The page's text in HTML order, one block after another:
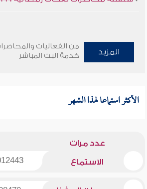
المزيد
من الفعاليات
خدمة البث المباشر
الأكثر استماعا لهذا الشهر
عدد مرات
الاستماع